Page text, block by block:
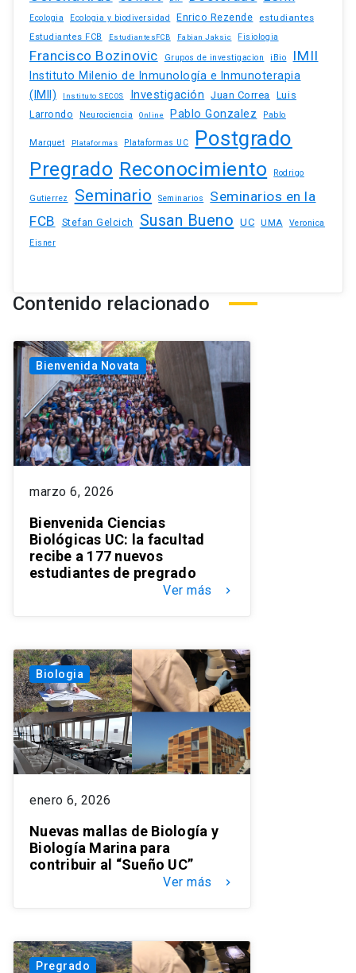
Ecologia Ecologia y biodiversidad Enrico Rezende estudiantes
Estudiantes FCB EstudiantesFCB Fabian Jaksic Fisiologia
Francisco Bozinovic Grupos de investigacion iBio IMII
Instituto Milenio de Inmunología e Inmunoterapia
(IMII)
Instituto SECOS Investigación Juan Correa
Luis
Larrondo
Neurociencia Online Pablo Gonzalez Pablo
Marquet Plataformas Plataformas UC Postgrado
Pregrado Reconocimiento Rodrigo
Gutierrez Seminario Seminarios
Seminarios en la
FCB
Stefan Gelcich Susan Bueno UC UMA
Veronica
Eisner
Contenido relacionado
Bienvenida Novata
marzo 6, 2026
Bienvenida Ciencias
Biológicas UC: la facultad
recibe a 177 nuevos
estudiantes de pregrado
Ver más keyboard_arrow_right
Biologia
enero 6, 2026
Nuevas mallas de Biología y
Biología Marina para
contribuir al “Sueño UC”
Ver más keyboard_arrow_right
Pregrado